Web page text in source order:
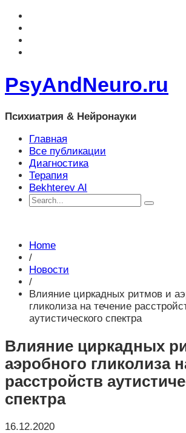
PsyAndNeuro.ru
Психиатрия & Нейронауки
Главная
Все публикации
Диагностика
Терапия
Bekhterev AI
Home
/
Новости
/
Влияние циркадных ритмов и
гликолиза на течение
аутистического спектра
Влияние циркадных
аэробного гликолиза
расстройств
спектра
16.12.2020